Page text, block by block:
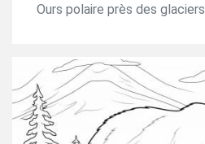
Ours polaire près des glaciers